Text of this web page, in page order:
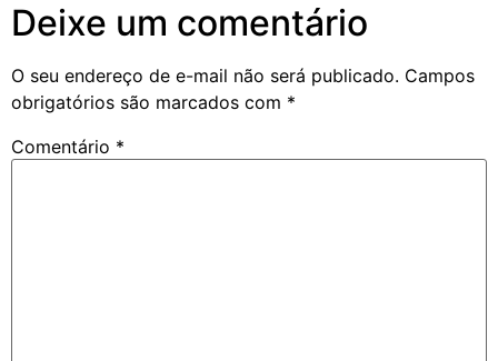
Deixe um comentário
O seu endereço de e-mail não será publicado. Campos
obrigatórios são marcados com *
Comentário *